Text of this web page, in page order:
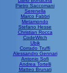
Pietro Saccomani
Serenella
Marco Fabbri
Metamondo
Stefano Hesse
Christian Rocca
CodeWitch
Ubik
Corrado Truffi
Alessandro Gennari
Antonio Sofi
Andrea Tortelli
Matteo Brunati